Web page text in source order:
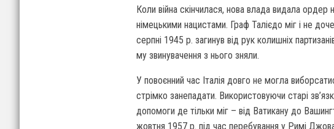
Коли війна скінчилася, нова влада видала
німецькими нацистами. Граф Талієдо міг і не
серпні 1945 р. загинув від рук колишніх
му звинувачення з нього зняли.
У повоєнний час Італія довго не могла
стрімко занепадати. Використовуючи старі
допомоги де тільки міг – від Ватикану до
жовтня 1957 р. під час перебування у Римі